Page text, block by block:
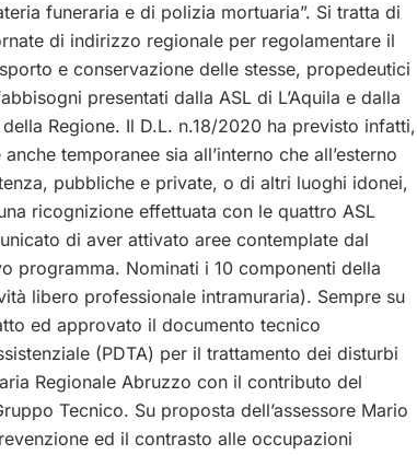
funeraria e di polizia mortuaria”. Si tratta di
di indirizzo regionale per regolamentare il
e conservazione delle stesse, propedeutici
presentati dalla ASL di L’Aquila e dalla
Regione. Il D.L. n.18/2020 ha previsto infatti,
temporanee sia all’interno che all’esterno
pubbliche e private, o di altri luoghi idonei,
ricognizione effettuata con le quattro ASL
di aver attivato aree contemplate dal
programma. Nominati i 10 componenti della
libero professionale intramuraria). Sempre su
ed approvato il documento tecnico
(PDTA) per il trattamento dei disturbi
Regionale Abruzzo con il contributo del
Tecnico. Su proposta dell’assessore Mario
ed il contrasto alle occupazioni